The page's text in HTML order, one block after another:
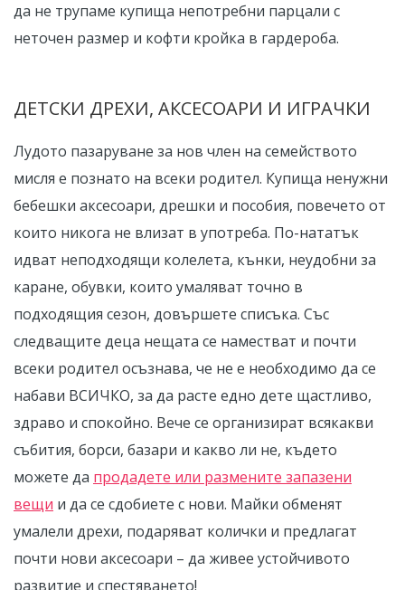
да не трупаме купища непотребни парцали с
неточен размер и кофти кройка в гардероба.
ДЕТСКИ ДРЕХИ, АКСЕСОАРИ И ИГРАЧКИ
Лудото пазаруване за нов член на семейството
мисля е познато на всеки родител. Купища ненужни
бебешки аксесоари, дрешки и пособия, повечето от
които никога не влизат в употреба. По-нататък
идват неподходящи колелета, кънки, неудобни за
каране, обувки, които умаляват точно в
подходящия сезон, довършете списъка. Със
следващите деца нещата се наместват и почти
всеки родител осъзнава, че не е необходимо да се
набави ВСИЧКО, за да расте едно дете щастливо,
здраво и спокойно. Вече се организират всякакви
събития, борси, базари и какво ли не, където
можете да продадете или размените запазени
вещи и да се сдобиете с нови. Майки обменят
умалели дрехи, подаряват колички и предлагат
почти нови аксесоари – да живее устойчивото
развитие и спестяването!